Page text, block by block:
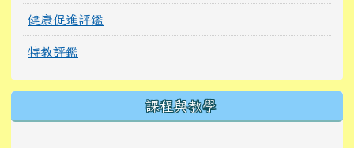
健康促進評鑑
特教評鑑
課程與教學